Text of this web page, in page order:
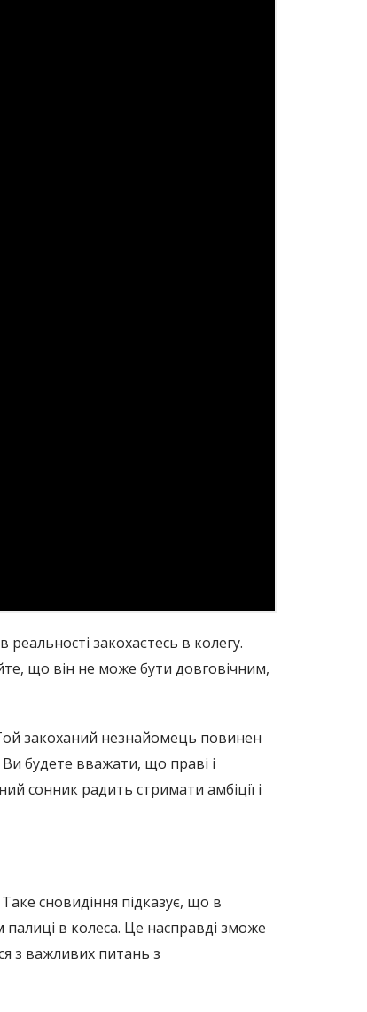
закохаєтесь в колегу.
що він не може бути довговічним,
закоханий незнайомець повинен
будете вважати, що праві і
сонник радить стримати амбіції і
сновидіння підказує, що в
в колеса. Це насправді зможе
з важливих питань з